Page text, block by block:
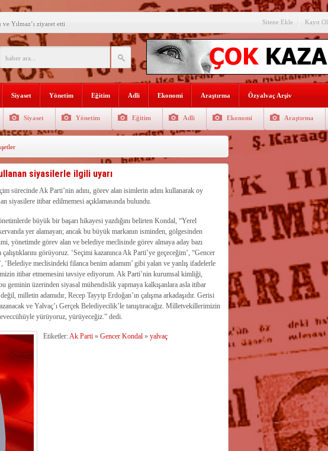
Yılmaz’ı ziyaret etti
ilk gününde rekor ziyaretçi
ADI: AKDENİZ
Fuar: Yapısparta
Açık Artırmayla Satışa
görevlisi
Sürdürüyor
Tüfekçi ve Bayar
Sitene Ekle Kayıt Ol
Siyaset Yönetim Eğitim Adli Ekonomi Araştırma Özyalvaç Arşiv
Siyaset Yönetim Eğitim Adli Ekonomi Araştırma
siyasilerle ilgili uyarı
sürecinde Ak Parti’nin adını, görev alan isimlerin adını kullanarak oy
siyasilere itibar edilmemesi açıklamasında bulundu.
büyük bir başarı hikayesi yazdığını belirten Kondal, “Yerel
yer alamayan; ancak bu büyük markanın isminden, gölgesinden
yönetimde görev alan ve belediye meclisinde görev almaya aday bazı
görüyoruz. ‘Seçimi kazanınca Ak Parti’ye geçeceğim’, “Gencer
‘Belediye meclisindeki filanca benim adamım’ gibi yalan ve yanlış ifadelerle
itibar etmemesini tavsiye ediyorum. Ak Parti’nin kurumsal kimliği,
geminin üzerinden siyasal mühendislik yapmaya kalkışanlara asla itibar
milletin adamıdır, Recep Tayyip Erdoğan’ın çalışma arkadaşıdır. Gerisi
ve Yalvaç’ı Gerçek Belediyecilik’le tanıştıracağız. Milletvekillerimizin
yürüyoruz, yürüyeceğiz.” dedi.
Etiketler:Ak Parti» Gencer Kondal» yalvaç